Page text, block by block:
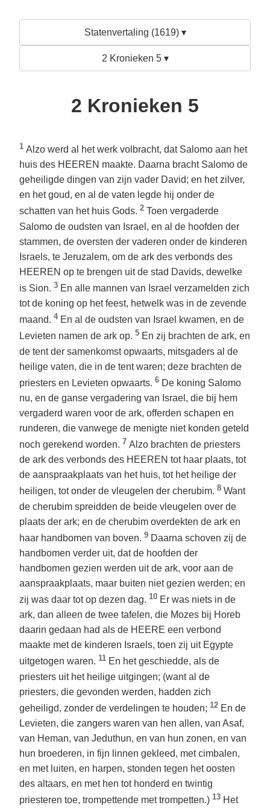
Statenvertaling (1619) ▾
2 Kronieken 5 ▾
2 Kronieken 5
1 Alzo werd al het werk volbracht, dat Salomo aan het
huis des HEEREN maakte. Daarna bracht Salomo de
geheiligde dingen van zijn vader David; en het zilver,
en het goud, en al de vaten legde hij onder de
schatten van het huis Gods. 2 Toen vergaderde
Salomo de oudsten van Israel, en al de hoofden der
stammen, de oversten der vaderen onder de kinderen
Israels, te Jeruzalem, om de ark des verbonds des
HEEREN op te brengen uit de stad Davids, dewelke
is Sion. 3 En alle mannen van Israel verzamelden zich
tot de koning op het feest, hetwelk was in de zevende
maand. 4 En al de oudsten van Israel kwamen, en de
Levieten namen de ark op. 5 En zij brachten de ark, en
de tent der samenkomst opwaarts, mitsgaders al de
heilige vaten, die in de tent waren; deze brachten de
priesters en Levieten opwaarts. 6 De koning Salomo
nu, en de ganse vergadering van Israel, die bij hem
vergaderd waren voor de ark, offerden schapen en
runderen, die vanwege de menigte niet konden geteld
noch gerekend worden. 7 Alzo brachten de priesters
de ark des verbonds des HEEREN tot haar plaats, tot
de aanspraakplaats van het huis, tot het heilige der
heiligen, tot onder de vleugelen der cherubim. 8 Want
de cherubim spreidden de beide vleugelen over de
plaats der ark; en de cherubim overdekten de ark en
haar handbomen van boven. 9 Daarna schoven zij de
handbomen verder uit, dat de hoofden der
handbomen gezien werden uit de ark, voor aan de
aanspraakplaats, maar buiten niet gezien werden; en
zij was daar tot op dezen dag. 10 Er was niets in de
ark, dan alleen de twee tafelen, die Mozes bij Horeb
daarin gedaan had als de HEERE een verbond
maakte met de kinderen Israels, toen zij uit Egypte
uitgetogen waren. 11 En het geschiedde, als de
priesters uit het heilige uitgingen; (want al de
priesters, die gevonden werden, hadden zich
geheiligd, zonder de verdelingen te houden; 12 En de
Levieten, die zangers waren van hen allen, van Asaf,
van Heman, van Jeduthun, en van hun zonen, en van
hun broederen, in fijn linnen gekleed, met cimbalen,
en met luiten, en harpen, stonden tegen het oosten
des altaars, en met hen tot honderd en twintig
priesteren toe, trompettende met trompetten.) 13 Het